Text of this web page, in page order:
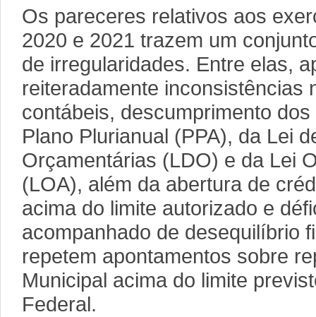
Os pareceres relativos aos
2020 e 2021 trazem um
de irregularidades. Entre elas,
reiteradamente inconsistências
contábeis, descumprimento
Plano Plurianual (PPA), da Lei
Orçamentárias (LDO) e da Lei
(LOA), além da abertura de
acima do limite autorizado e
acompanhado de desequilíbrio
repetem apontamentos sobre
Municipal acima do limite
Federal.